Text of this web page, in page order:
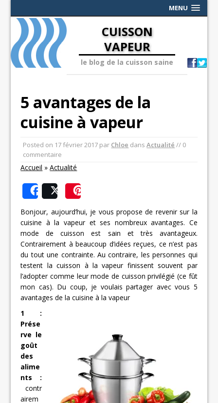
MENU
CUISSON
VAPEUR
le blog de la cuisson saine
5 avantages de la
cuisine à vapeur
Posted on 17 février 2017 par Chloe dansActualité // 0
commentaire
Accueil »Actualité
SharePost
Bonjour, aujourd’hui, je vous propose de revenir sur la
cuisine à la vapeur et ses nombreux avantages. Ce
mode de cuisson est sain et très avantageux.
Contrairement à beaucoup d’idées reçues, ce n’est pas
du tout une contrainte. Au contraire, les personnes qui
testent la cuisson à la vapeur finissent souvent par
l’adopter comme leur mode de cuisson privilégié (ce fût
mon cas). Du coup, je voulais partager avec vous 5
avantages de la cuisine à la vapeur
1 :
Prése
rve le
goût
des
alime
nts :
contr
airem